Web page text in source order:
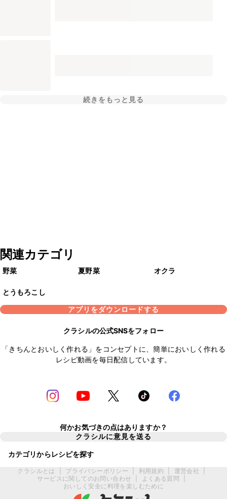
続きをもっと見る
関連カテゴリ
野菜 夏野菜 オクラ
とうもろこし
アプリをダウンロードする
クラシルの公式SNSをフォロー
「きちんとおいしく作れる」をコンセプトに、簡単においしく作れる
レシピ動画を毎日配信しています。
何かお気づきの点はありますか？
クラシルに意見を送る
カテゴリからレシピを探す
クラシルとは プライバシーポリシー 利用規約 運営会社
サービスに関してのお問い合わせ
よくある質問
おいしく安全に料理を楽しむために